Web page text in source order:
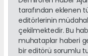
tarafından eklenen
editörlerinin
çekilmektedir. Bu
muhataplar haberi
bir editörü sorumlu